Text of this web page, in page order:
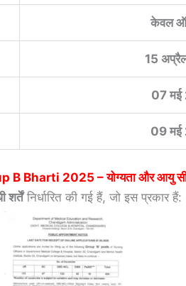
केवल
15
07
09
B Bharti 2025 – योग्यता और आयु
शर्तेंनिर्धारित की गई हैं, जो इस प्रकार हैं: